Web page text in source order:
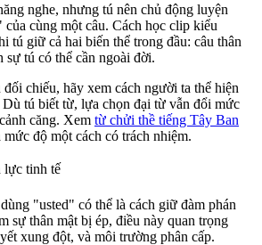
nghe, nhưng tú nên chủ động luyện
cùng một câu. Cách học clip kiểu
tú giữ cả hai biến thể trong đầu: câu thân
sự tú có thể cần ngoài đời.
chiếu, hãy xem cách người ta thể hiện
tú biết từ, lựa chọn đại từ vẫn đổi mức
căng. Xem từ chửi thề tiếng Tây Ban
độ một cách có trách nhiệm.
lực tinh tế
"usted" có thể là cách giữ đàm phán
sự thân mật bị ép, điều này quan trọng
xung đột, và môi trường phân cấp.